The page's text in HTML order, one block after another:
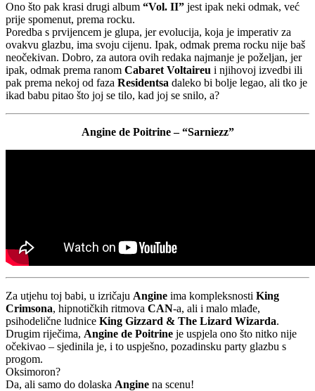
Ono što pak krasi drugi album “Vol. II” jest ipak neki odmak, već
prije spomenut, prema rocku.
Poredba s prvijencem je glupa, jer evolucija, koja je imperativ za
ovakvu glazbu, ima svoju cijenu. Ipak, odmak prema rocku nije baš
neočekivan. Dobro, za autora ovih redaka najmanje je poželjan, jer
ipak, odmak prema ranom Cabaret Voltaireu i njihovoj izvedbi ili
pak prema nekoj od faza Residentsa daleko bi bolje legao, ali tko je
ikad babu pitao što joj se tilo, kad joj se snilo, a?
Angine de Poitrine – “Sarniezz”
Za utjehu toj babi, u izričaju Angine ima kompleksnosti King
Crimsona, hipnotičkih ritmova CAN-a, ali i malo mlađe,
psihodelične ludnice King Gizzard & The Lizard Wizarda.
Drugim riječima, Angine de Poitrine je uspjela ono što nitko nije
očekivao – sjedinila je, i to uspješno, pozadinsku party glazbu s
progom.
Oksimoron?
Da, ali samo do dolaska Angine na scenu!